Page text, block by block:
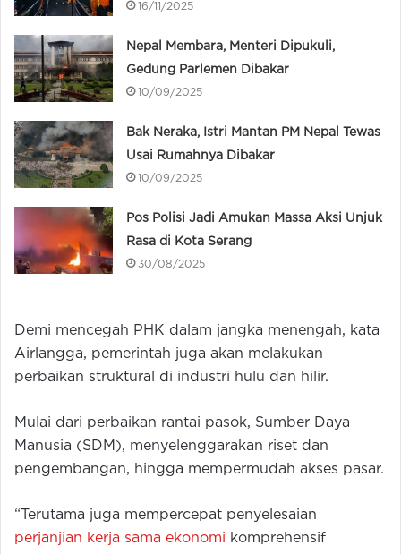
16/11/2025
Nepal Membara, Menteri Dipukuli,
Gedung Parlemen Dibakar
10/09/2025
Bak Neraka, Istri Mantan PM Nepal Tewas
Usai Rumahnya Dibakar
10/09/2025
Pos Polisi Jadi Amukan Massa Aksi Unjuk
Rasa di Kota Serang
30/08/2025
Demi mencegah PHK dalam jangka menengah, kata
Airlangga, pemerintah juga akan melakukan
perbaikan struktural di industri hulu dan hilir.
Mulai dari perbaikan rantai pasok, Sumber Daya
Manusia (SDM), menyelenggarakan riset dan
pengembangan, hingga mempermudah akses pasar.
“Terutama juga mempercepat penyelesaian
perjanjian kerja sama ekonomi komprehensif